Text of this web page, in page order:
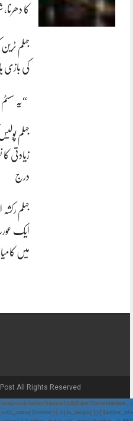
کا
جہلم
کی بازی
“یہ
زیادتی کا
درج
جہلم رکشہ
ایک عورت
میں
All Rights Reserved.
Image with Author Name in UrduPaper Theme function
{ if (is_single()) { $author_id =